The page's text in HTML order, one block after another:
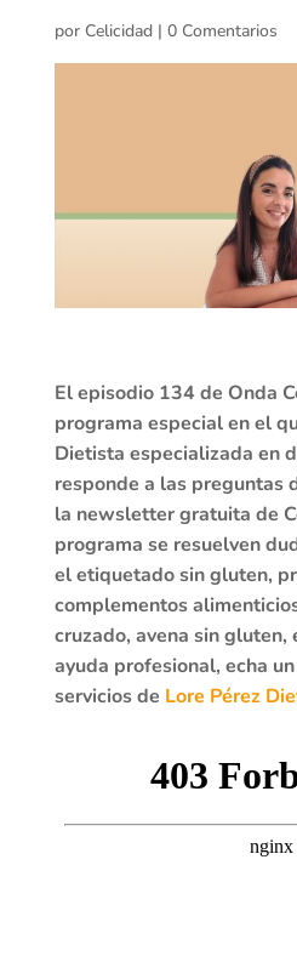
por Celicidad| 0 Comentarios
El episodio 134 de Onda
programa especial en el
Dietista especializada en
responde a las preguntas
la newsletter gratuita de
programa se resuelven
el etiquetado sin gluten,
complementos
cruzado, avena sin gluten,
ayuda profesional, echa
servicios de Lore Pérez